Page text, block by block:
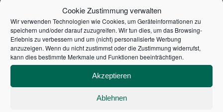
Cookie Zustimmung verwalten
Wir verwenden Technologien wie Cookies, um Geräteinformationen zu
speichern und/oder darauf zuzugreifen. Wir tun dies, um das Browsing-
Erlebnis zu verbessern und um (nicht) personalisierte Werbung
anzuzeigen. Wenn du nicht zustimmst oder die Zustimmung widerrufst,
kann dies bestimmte Merkmale und Funktionen beeinträchtigen.
Akzeptieren
Ablehnen
Management
Externes Wachstum durch Akquisitionen
Interne Entwicklung von Kompetenzen
Effektive Verwendung von Ressourcen und
Humankapital
Innovationskultur
Management und Anreizsysteme
1. Auflage 2002 | Artikelnummer: 20686-0001